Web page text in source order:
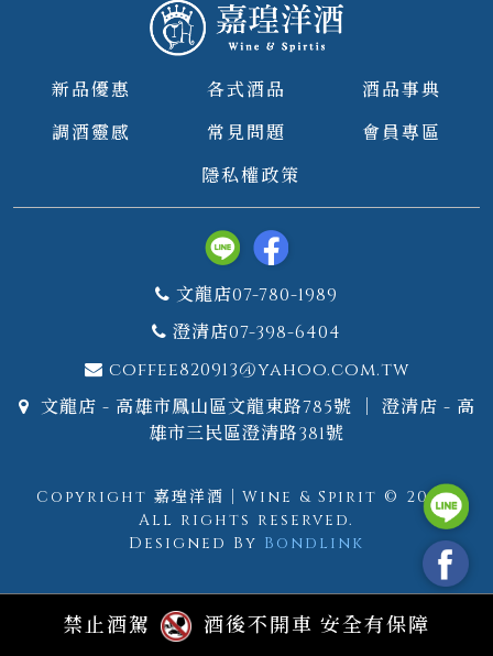
新品優惠 各式酒品
酒品事典
調酒靈感
常見問題
會員專區
隱私權政策
文龍店07-780-1989
澄清店07-398-6404
coffee820913@yahoo.com.tw
文龍店 - 高雄市鳳山區文龍東路785號 ｜ 澄清店 - 高
雄市三民區澄清路381號
Copyright 嘉瑝洋酒｜Wine & Spirit © 2026.
All rights reserved.
Designed By Bondlink
禁止酒駕 酒後不開車 安全有保障